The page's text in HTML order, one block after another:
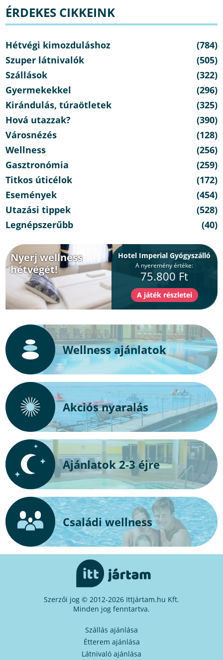
ÉRDEKES CIKKEINK
Hétvégi kimozduláshoz
(784)
Szuper látnivalók
(505)
Szállások
(322)
Gyermekekkel
(296)
Kirándulás, túraötletek
(325)
Hová utazzak?
(390)
Városnézés
(128)
Wellness
(256)
Gasztronómia
(259)
Titkos úticélok
(172)
Események
(454)
Utazási tippek
(528)
Legnépszerűbb
(40)
Nyerj wellness
hétvégét!
Hotel Imperial Gyógyszálló
A nyeremény értéke:
75.800 Ft
Wellness ajánlatok
Akciós nyaralás
Ajánlatok 2-3 éjre
Családi wellness
Szerzői jog © 2012-2026 Ittjártam.hu Kft.
Minden jog fenntartva.
Szállás ajánlása
Étterem ajánlása
Látnivaló ajánlása